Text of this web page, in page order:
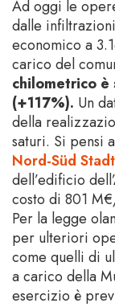
Ad oggi le
dalle
economico a
carico del
chilometrico
(+117%). Un
della
saturi. Si pensi
Nord-Süd
dell’edificio
costo di 801
Per la legge
per ulteriori
come quelli di
a carico della
esercizio è